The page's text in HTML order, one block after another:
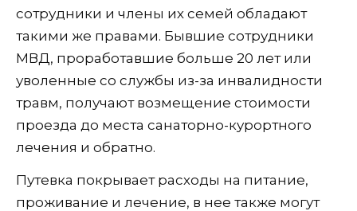
сотрудники и члены их семей обладают
такими же правами. Бывшие сотрудники
МВД, проработавшие больше 20 лет или
уволенные со службы из-за инвалидности
травм, получают возмещение стоимости
проезда до места санаторно-курортного
лечения и обратно.
Путевка покрывает расходы на питание,
проживание и лечение, в нее также могут